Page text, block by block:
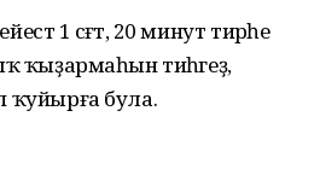
1 сәғәт, 20 минут тирәһе
ҡыҙармаһын тиһәгеҙ,
ҡуйырға була.